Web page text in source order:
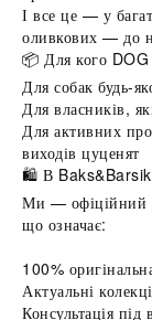
І все це — у
оливкових — до
📦 Для кого
Для собак будь-
Для власників,
Для активних
виходів цуценят
🛍 В
Ми — офіційний
що означає:
100%
Актуальні
Консультація під